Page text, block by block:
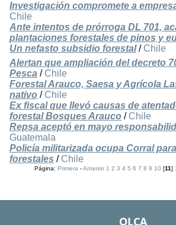
Investigación compromete a
Chile
Ante intentos de prórroga DL 701,
plantaciones forestales de pinos y
Un nefasto subsidio forestal/ Chile
Alertan que ampliación del decreto
Pesca / Chile
Forestal Arauco, Saesa y Agrícola
nativo / Chile
Ex fiscal que llevó causas de
forestal Bosques Arauco / Chile
Repsa aceptó en mayo
Guatemala
Policía militarizada ocupa Corral
forestales / Chile
Página:Primera -Anterior 1 2 3 4 5 6 7 8 9 10 [11]
OLCA